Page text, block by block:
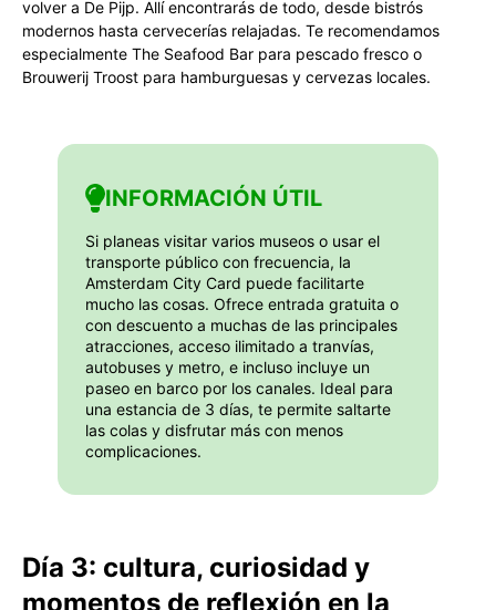
volver a De Pijp. Allí encontrarás de todo, desde bistrós
modernos hasta cervecerías relajadas. Te recomendamos
especialmente The Seafood Bar para pescado fresco o
Brouwerij Troost para hamburguesas y cervezas locales.
INFORMACIÓN ÚTIL
Si planeas visitar varios museos o usar el
transporte público con frecuencia, la
Amsterdam City Card puede facilitarte
mucho las cosas. Ofrece entrada gratuita o
con descuento a muchas de las principales
atracciones, acceso ilimitado a tranvías,
autobuses y metro, e incluso incluye un
paseo en barco por los canales. Ideal para
una estancia de 3 días, te permite saltarte
las colas y disfrutar más con menos
complicaciones.
Día 3: cultura, curiosidad y
momentos de reflexión en la